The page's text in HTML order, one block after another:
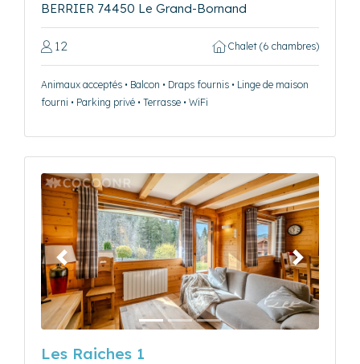
BERRIER 74450 Le Grand-Bornand
12 Chalet (6 chambres)
Animaux acceptés • Balcon • Draps fournis • Linge de maison
fourni • Parking privé • Terrasse • WiFi
Précédent Suivant
Les Raiches 1